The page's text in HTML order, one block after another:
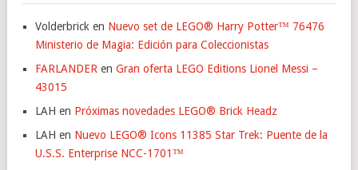
Volderbrick en Nuevo set de LEGO® Harry Potter™ 76476
Ministerio de Magia: Edición para Coleccionistas
FARLANDER en Gran oferta LEGO Editions Lionel Messi –
43015
LAH en Próximas novedades LEGO® Brick Headz
LAH en Nuevo LEGO® Icons 11385 Star Trek: Puente de la
U.S.S. Enterprise NCC-1701™